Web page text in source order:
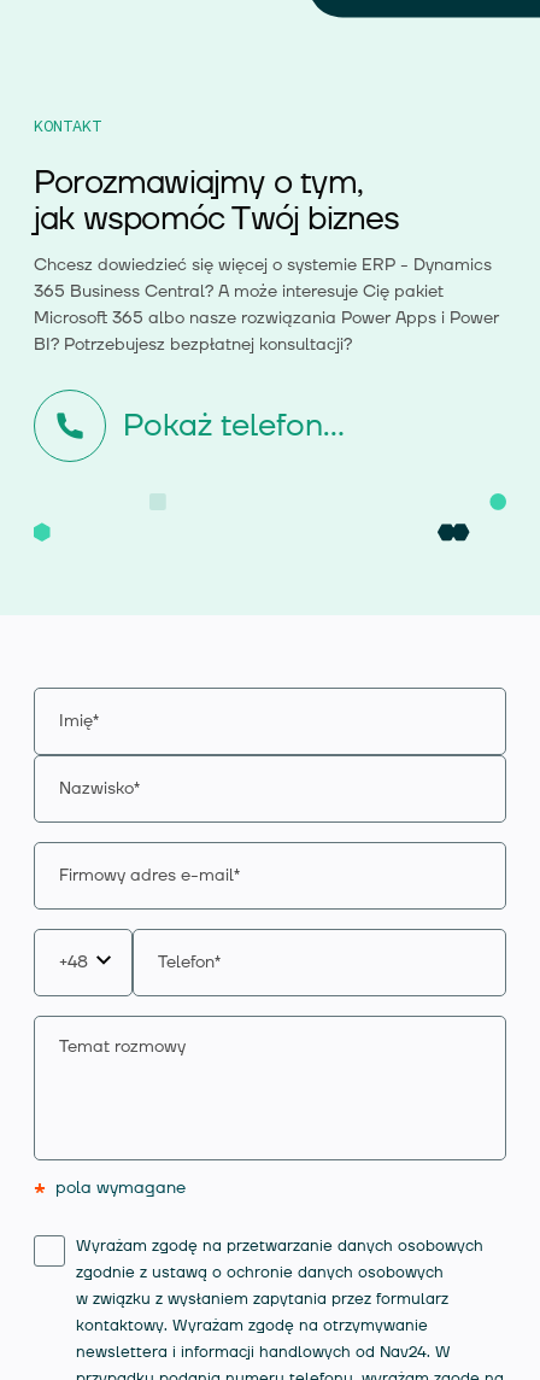
KONTAKT
Porozmawiajmy o tym,
jak wspomóc Twój biznes
Chcesz dowiedzieć się więcej o systemie ERP - Dynamics
365 Business Central? A może interesuje Cię pakiet
Microsoft 365 albo nasze rozwiązania Power Apps i Power
BI? Potrzebujesz bezpłatnej konsultacji?
Pokaż telefon...
* pola wymagane
Wyrażam zgodę na przetwarzanie danych osobowych
zgodnie z ustawą o ochronie danych osobowych
w związku z wysłaniem zapytania przez formularz
kontaktowy. Wyrażam zgodę na otrzymywanie
newslettera i informacji handlowych od Nav24. W